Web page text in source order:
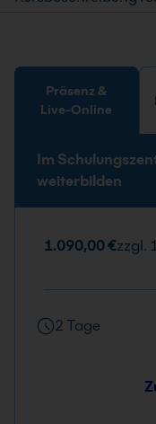
Präsenz &
Live-Online
Im
weiterbilden
1.090,00 €zzgl.
2 Tage